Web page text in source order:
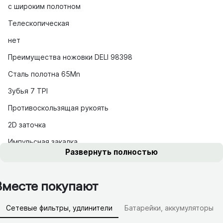
с широким полотном
Телескопическая
нет
Преимущества ножовки DELI 98398
Сталь полотна 65Mn
Зубья 7 TPI
Противоскользящая рукоять
2D заточка
Импульсная закалка
Развернуть полностью
покупают
Сетевые фильтры, удлинители Батарейки, аккумуляторы